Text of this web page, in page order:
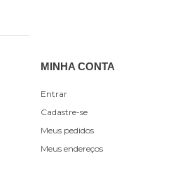
MINHA CONTA
Entrar
Cadastre-se
Meus pedidos
Meus endereços